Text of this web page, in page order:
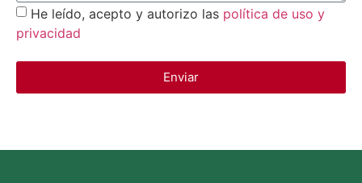
He leído, acepto y autorizo las política de uso y
privacidad
Enviar